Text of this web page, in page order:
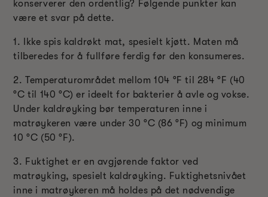
konserverer den ordentlig? Følgende punkter kan
være et svar på dette.
1. Ikke spis kaldrøkt mat, spesielt kjøtt. Maten må
tilberedes for å fullføre ferdig før den konsumeres.
2. Temperaturområdet mellom 104 °F til 284 °F (40
°C til 140 °C) er ideelt for bakterier å avle og vokse.
Under kaldrøyking bør temperaturen inne i
matrøykeren være under 30 °C (86 °F) og minimum
10 °C (50 °F).
3. Fuktighet er en avgjørende faktor ved
matrøyking, spesielt kaldrøyking. Fuktighetsnivået
inne i matrøykeren må holdes på det nødvendige